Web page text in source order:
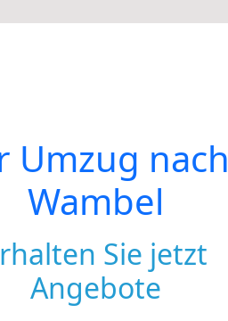
Umzug nach
Wambel
Sie jetzt
Angebote